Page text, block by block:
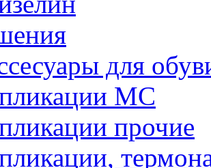
для
МС
прочие